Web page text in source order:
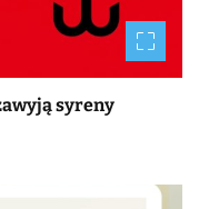
syreny